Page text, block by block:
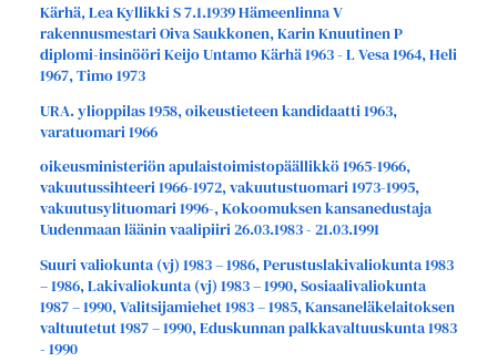
Kärhä, Lea Kyllikki S 7.1.1939 Hämeenlinna V
rakennusmestari Oiva Saukkonen, Karin Knuutinen P
diplomi-insinööri Keijo Untamo Kärhä 1963 - L Vesa 1964, Heli
1967, Timo 1973
URA. ylioppilas 1958, oikeustieteen kandidaatti 1963,
varatuomari 1966
oikeusministeriön apulaistoimistopäällikkö 1965-1966,
vakuutussihteeri 1966-1972, vakuutustuomari 1973-1995,
vakuutusylituomari 1996-, Kokoomuksen kansanedustaja
Uudenmaan läänin vaalipiiri 26.03.1983 - 21.03.1991
Suuri valiokunta (vj) 1983 – 1986, Perustuslakivaliokunta 1983
– 1986, Lakivaliokunta (vj) 1983 – 1990, Sosiaalivaliokunta
1987 – 1990, Valitsijamiehet 1983 – 1985, Kansaneläkelaitoksen
valtuutetut 1987 – 1990, Eduskunnan palkkavaltuuskunta 1983
- 1990